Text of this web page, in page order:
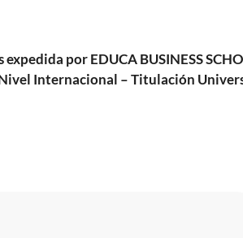
por EDUCA BUSINESS
Internacional – Titulación